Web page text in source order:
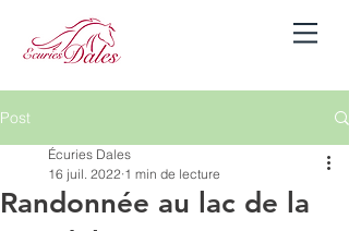
Post
Randonnée au lac de la
Écuries Dales
16 juil. 2022 1 min de lecture